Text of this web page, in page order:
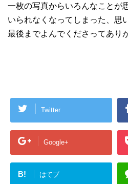
一枚の写真からいろんなことが
いられなくなってしまった、思
最後までよんでくださってあり
Twitter
Google+
B! はてブ